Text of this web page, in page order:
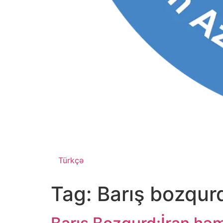
Türkçə
Tag: Barış